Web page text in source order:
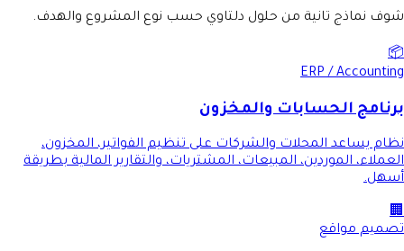
شوف نماذج تانية من حلول دلتاوي حسب نوع المشروع والهدف.
📦
ERP / Accounting
برنامج الحسابات والمخزون
نظام يساعد المحلات والشركات على تنظيم الفواتير، المخزون،
العملاء، الموردين، المبيعات، المشتريات، والتقارير المالية بطريقة
أسهل.
🏢
تصميم مواقع